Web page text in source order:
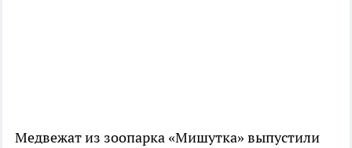
Медвежат из зоопарка «Мишутка» выпустили